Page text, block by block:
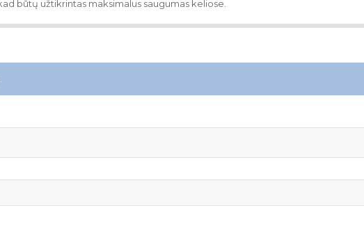
būtų užtikrintas maksimalus saugumas keliose.